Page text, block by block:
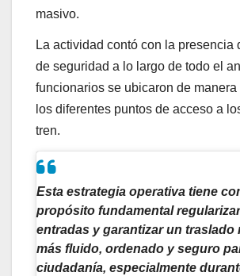
masivo.
La actividad contó con la presencia
de seguridad a lo largo de todo el
funcionarios se ubicaron de manera
los diferentes puntos de acceso a
tren.
Esta estrategia operativa tiene
propósito fundamental
entradas y garantizar un traslado
más fluido, ordenado y seguro
ciudadanía, especialmente